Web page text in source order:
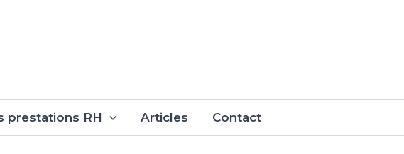
prestations RH Articles Contact